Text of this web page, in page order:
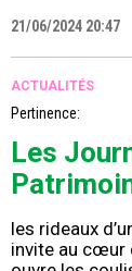
21/06/2024 20:47
ACTUALITÉS
Pertinence:
Les
les rideaux
invite au cœur